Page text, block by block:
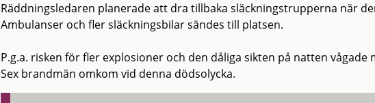
Räddningsledaren planerade att dra tillbaka släckningstrupperna när
Ambulanser och fler släckningsbilar sändes till platsen.
P.g.a. risken för fler explosioner och den dåliga sikten på natten
Sex brandmän omkom vid denna dödsolycka.